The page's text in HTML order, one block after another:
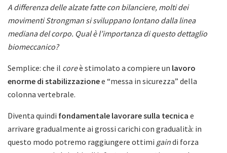
A differenza delle alzate fatte con bilanciere, molti dei
movimenti Strongman si sviluppano lontano dalla linea
mediana del corpo. Qual è l’importanza di questo dettaglio
biomeccanico?
Semplice: che il coreè stimolato a compiere un lavoro
enorme di stabilizzazionee “messa in sicurezza” della
colonna vertebrale.
Diventa quindi fondamentale lavorare sulla tecnica e
arrivare gradualmente ai grossi carichi con gradualità: in
questo modo potremo raggiungere ottimi gaindi forza